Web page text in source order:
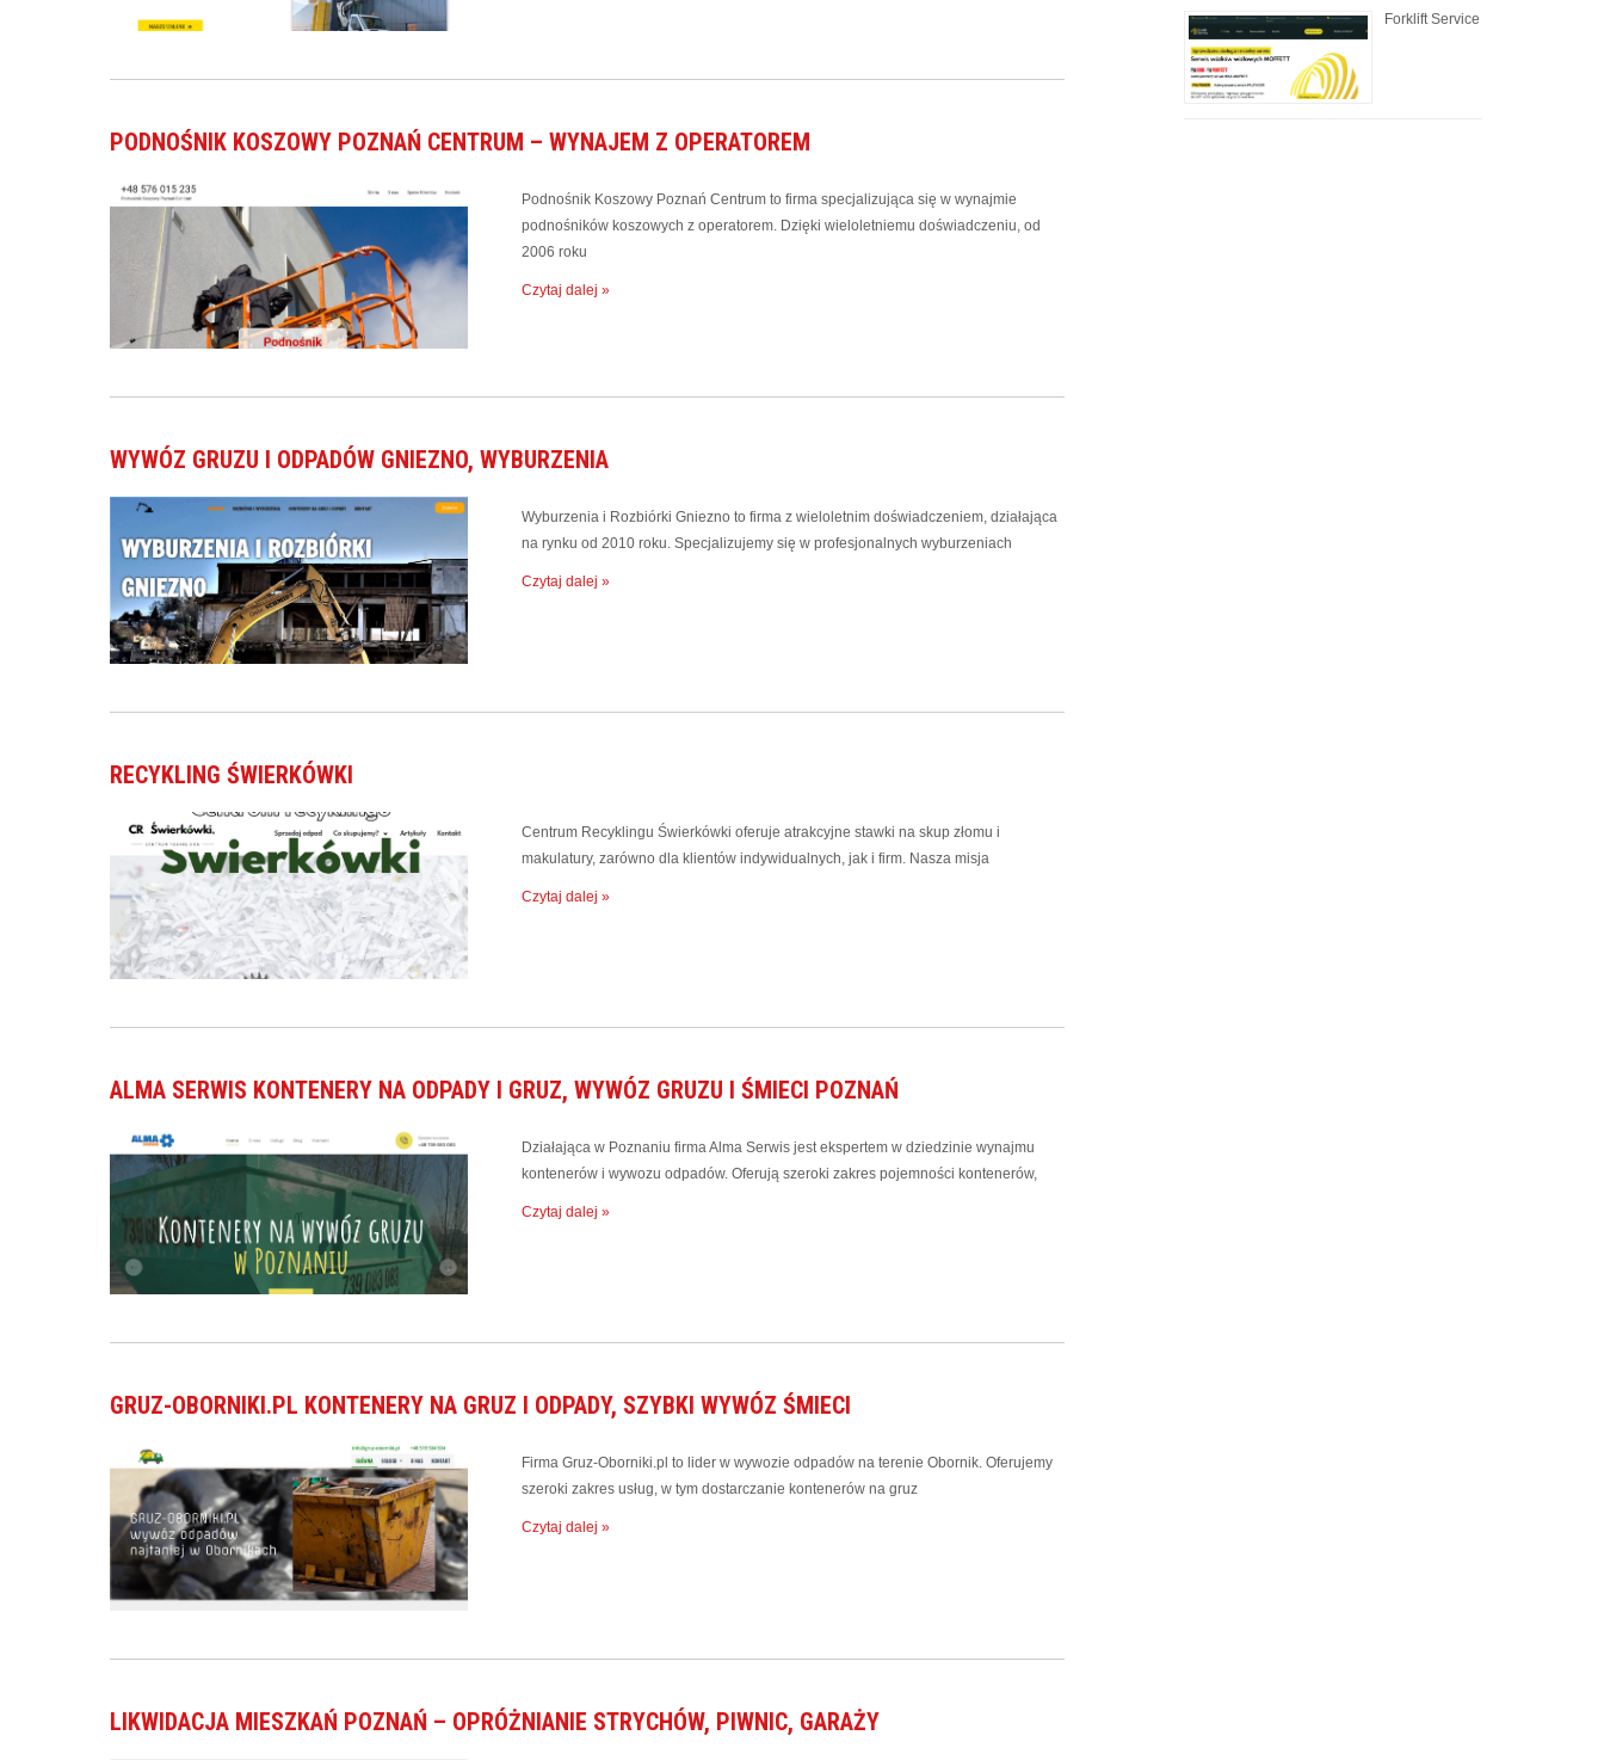
PODNOŚNIK KOSZOWY POZNAŃ CENTRUM – WYNAJEM Z OPERATOREM
Podnośnik Koszowy Poznań Centrum to firma specjalizująca się w wynajmie
podnośników koszowych z operatorem. Dzięki wieloletniemu doświadczeniu, od
2006 roku
Czytaj dalej »
WYWÓZ GRUZU I ODPADÓW GNIEZNO, WYBURZENIA
Wyburzenia i Rozbiórki Gniezno to firma z wieloletnim doświadczeniem, działająca
na rynku od 2010 roku. Specjalizujemy się w profesjonalnych wyburzeniach
Czytaj dalej »
RECYKLING ŚWIERKÓWKI
Centrum Recyklingu Świerkówki oferuje atrakcyjne stawki na skup złomu i
makulatury, zarówno dla klientów indywidualnych, jak i firm. Nasza misja
Czytaj dalej »
ALMA SERWIS KONTENERY NA ODPADY I GRUZ, WYWÓZ GRUZU I ŚMIECI POZNAŃ
Działająca w Poznaniu firma Alma Serwis jest ekspertem w dziedzinie wynajmu
kontenerów i wywozu odpadów. Oferują szeroki zakres pojemności kontenerów,
Czytaj dalej »
GRUZ-OBORNIKI.PL KONTENERY NA GRUZ I ODPADY, SZYBKI WYWÓZ ŚMIECI
Firma Gruz-Oborniki.pl to lider w wywozie odpadów na terenie Obornik. Oferujemy
szeroki zakres usług, w tym dostarczanie kontenerów na gruz
Czytaj dalej »
LIKWIDACJA MIESZKAŃ POZNAŃ – OPRÓŻNIANIE STRYCHÓW, PIWNIC, GARAŻY
Forklift Service